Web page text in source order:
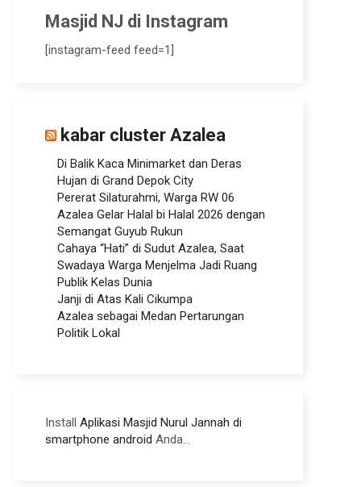
Masjid NJ di Instagram
[instagram-feed feed=1]
kabar cluster Azalea
Di Balik Kaca Minimarket dan Deras
Hujan di Grand Depok City
Pererat Silaturahmi, Warga RW 06
Azalea Gelar Halal bi Halal 2026 dengan
Semangat Guyub Rukun
Cahaya “Hati” di Sudut Azalea, Saat
Swadaya Warga Menjelma Jadi Ruang
Publik Kelas Dunia
Janji di Atas Kali Cikumpa
Azalea sebagai Medan Pertarungan
Politik Lokal
Install Aplikasi Masjid Nurul Jannah di
smartphone android Anda...